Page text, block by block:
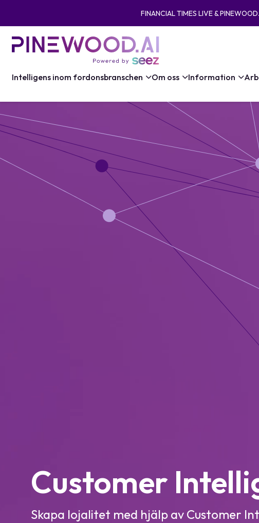
FINANCIAL TIMES LIVE &
Intelligens inom fordonsbranschen Om oss Information
Customer
Skapa lojalitet med hjälp av Customer